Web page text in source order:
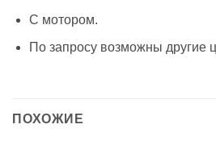
С мотором.
По запросу возможны другие
ПОХОЖИЕ